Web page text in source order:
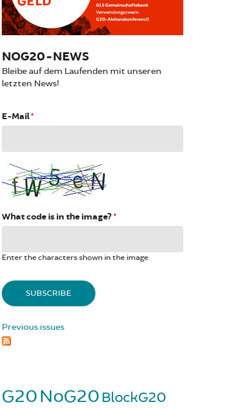
NOG20-NEWS
Bleibe auf dem Laufenden mit unseren
letzten News!
E-Mail*
What code is in the image? *
Enter the characters shown in the image.
Previous issues
G20NoG20 BlockG20